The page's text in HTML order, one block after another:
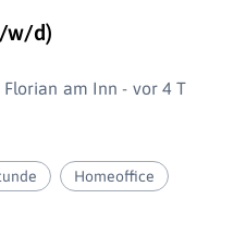
w/d)
Florian am Inn - vor 4 T
Homeoffice